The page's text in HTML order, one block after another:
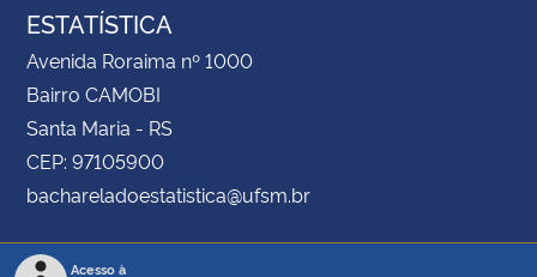
ESTATÍSTICA
Avenida Roraima nº 1000
Bairro CAMOBI
Santa Maria - RS
CEP: 97105900
bachareladoestatistica@ufsm.br
Acesso à